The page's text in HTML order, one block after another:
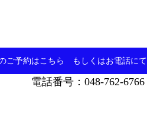
ご予約はこちら もしくはお電話にて
762-6766